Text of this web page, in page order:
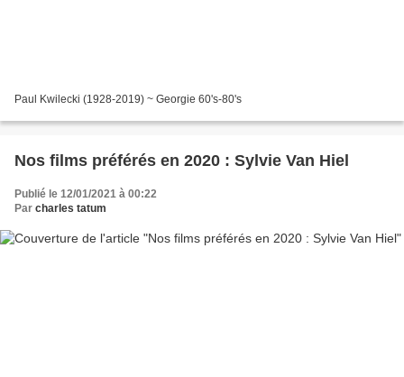
Paul Kwilecki (1928-2019) ~ Georgie 60's-80's
Nos films préférés en 2020 : Sylvie Van Hiel
Publié le 12/01/2021 à 00:22
Par charles tatum